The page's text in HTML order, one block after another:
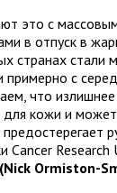
это с
в отпуск в
странах стали
примерно с
что
для кожи и
Cancer Research
Ormiston-